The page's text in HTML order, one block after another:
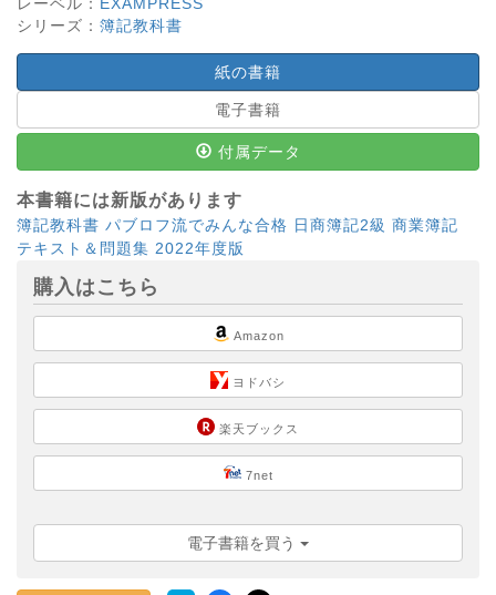
シリーズ： 簿記教科書
紙の書籍
電子書籍
付属データ
本書籍には新版があります
簿記教科書 パブロフ流でみんな合格 日商簿記2級 商業簿記
テキスト＆問題集 2022年度版
購入はこちら
Amazon
ヨドバシ
楽天ブックス
7net
電子書籍を買う